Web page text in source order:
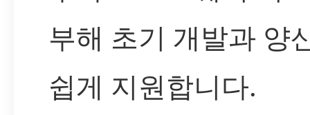
부해 초기 개발과 양
쉽게 지원합니다.